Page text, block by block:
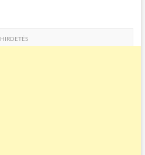
HIRDETÉS